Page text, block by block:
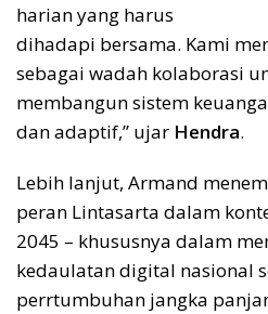
harian yang harus
dihadapi bersama. Kami
sebagai wadah kolaborasi
membangun sistem
dan adaptif,” ujar Hendra.
Lebih lanjut, Armand
peran Lintasarta dalam
2045 – khususnya dalam
kedaulatan digital nasional
perrtumbuhan jangka